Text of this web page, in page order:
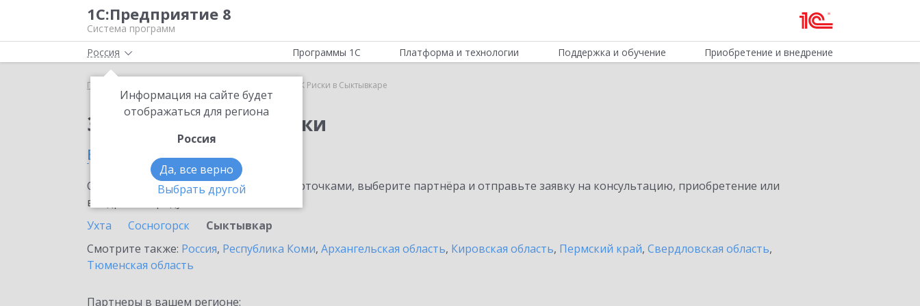
1С:Предприятие 8
Система программ
Россия
Информация на сайте будет
отображаться для региона
Россия
Да, все верно
Выбрать другой
Программы 1С Платформа и технологии Поддержка и обучение Приобретение и внедрение
Главная 1СПАРК Риски в Сыктывкаре
Заказать 1СПАРК Риски
в Сыктывкаре
Ознакомьтесь с информационными карточками, выберите партнёра и отправьте заявку на консультацию, приобретение или
внедрение продукта.
Ухта
Сосногорск
Сыктывкар
Смотрите также: Россия, Республика Коми, Архангельская область, Кировская область, Пермский край, Свердловская область,
Тюменская область
Партнеры в вашем регионе: